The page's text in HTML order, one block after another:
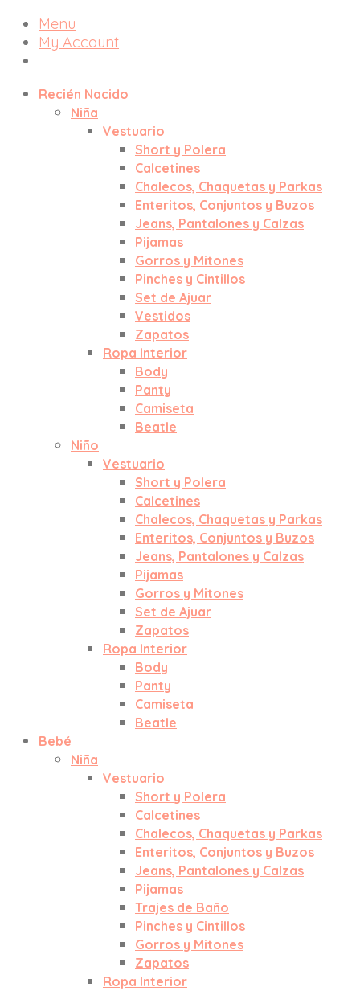
Menu
My Account
Recién Nacido
Niña
Vestuario
Short y Polera
Calcetines
Chalecos, Chaquetas y Parkas
Enteritos, Conjuntos y Buzos
Jeans, Pantalones y Calzas
Pijamas
Gorros y Mitones
Pinches y Cintillos
Set de Ajuar
Vestidos
Zapatos
Ropa Interior
Body
Panty
Camiseta
Beatle
Niño
Vestuario
Short y Polera
Calcetines
Chalecos, Chaquetas y Parkas
Enteritos, Conjuntos y Buzos
Jeans, Pantalones y Calzas
Pijamas
Gorros y Mitones
Set de Ajuar
Zapatos
Ropa Interior
Body
Panty
Camiseta
Beatle
Bebé
Niña
Vestuario
Short y Polera
Calcetines
Chalecos, Chaquetas y Parkas
Enteritos, Conjuntos y Buzos
Jeans, Pantalones y Calzas
Pijamas
Trajes de Baño
Pinches y Cintillos
Gorros y Mitones
Zapatos
Ropa Interior